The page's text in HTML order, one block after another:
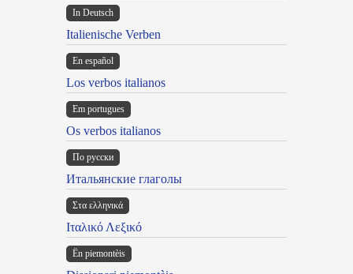
In Deutsch
Italienische Verben
En español
Los verbos italianos
Em portugues
Os verbos italianos
По русски
Итальянские глаголы
Στα ελληνικά
Ιταλικό Λεξικό
Ën piemontèis